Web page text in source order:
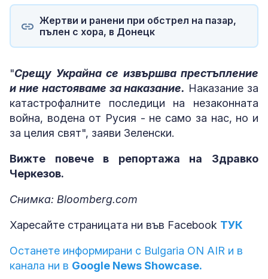
Жертви и ранени при обстрел на пазар,
пълен с хора, в Донецк
"Срещу Украйна се извършва престъпление
и ние настояваме за наказание. Наказание за
катастрофалните последици на незаконната
война, водена от Русия - не само за нас, но и
за целия свят", заяви Зеленски.
Вижте повече в репортажа на Здравко
Черкезов.
Снимка: Bloomberg.com
Харесайте страницата ни във Facebook ТУК
Останете информирани с Bulgaria ON AIR и в
канала ни в Google News Showcase.